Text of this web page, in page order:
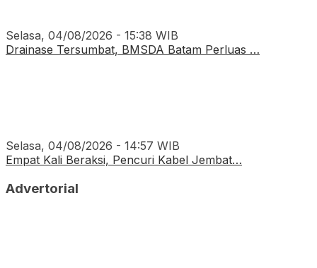
Selasa, 04/08/2026 - 15:38 WIB
Drainase Tersumbat, BMSDA Batam Perluas …
Selasa, 04/08/2026 - 14:57 WIB
Empat Kali Beraksi, Pencuri Kabel Jembat…
Advertorial